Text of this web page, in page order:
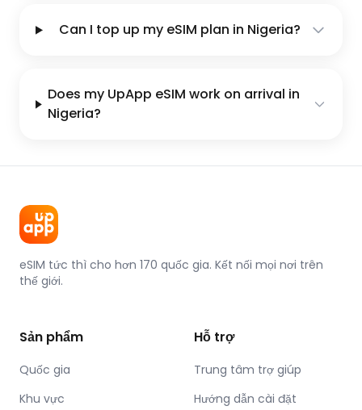
Can I top up my eSIM plan in Nigeria?
Does my UpApp eSIM work on arrival in
Nigeria?
eSIM tức thì cho hơn 170 quốc gia. Kết nối mọi nơi trên
thế giới.
Sản phẩm
Quốc gia
Khu vực
Hỗ trợ
Trung tâm trợ giúp
Hướng dẫn cài đặt